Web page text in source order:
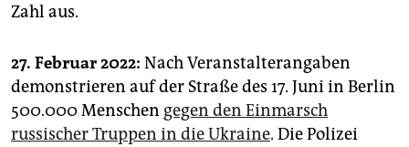
Zahl aus.
27. Februar 2022: Nach Veranstalterangaben
demonstrieren auf der Straße des 17. Juni in Berlin
500.000 Menschen gegen den Einmarsch
russischer Truppen in die Ukraine. Die Polizei